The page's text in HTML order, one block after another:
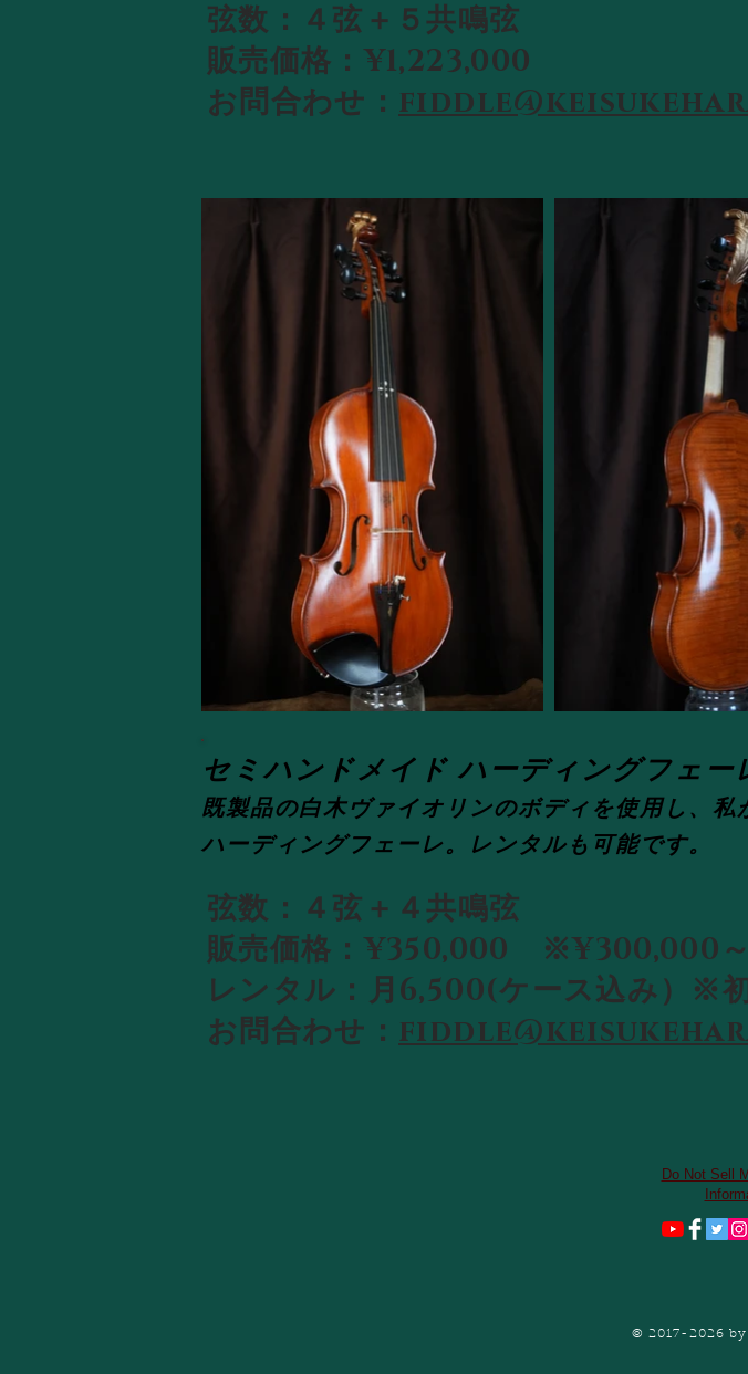
弦数：４弦＋５共鳴弦
​販売価格：¥1,223,000
​お問合わせ：
セミハンドメイド ハーディングフェー
既製品の白木ヴァイオリンのボディを使用し、
ハーディングフェーレ。レンタルも可能です。
弦数：４弦＋４共鳴弦
販売価格：¥350,000 ※¥300,000～
レンタル：月6,500(ケース込み）※
​お問合わせ：
Do Not Sell
© 2017-2026